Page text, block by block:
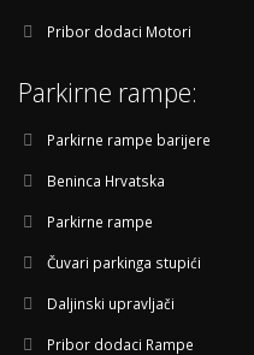
Pribor dodaci Motori
Parkirne rampe:
Parkirne rampe barijere
Beninca Hrvatska
Parkirne rampe
Čuvari parkinga stupići
Daljinski upravljači
Pribor dodaci Rampe